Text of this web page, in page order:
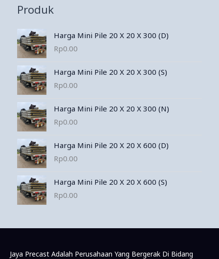
Produk
Harga Mini Pile 20 X 20 X 300 (D)
Rp0.00
Harga Mini Pile 20 X 20 X 300 (S)
Rp0.00
Harga Mini Pile 20 X 20 X 300 (N)
Rp0.00
Harga Mini Pile 20 X 20 X 600 (D)
Rp0.00
Harga Mini Pile 20 X 20 X 600 (S)
Rp0.00
Jaya Precast Adalah Perusahaan Yang Bergerak Di Bidang